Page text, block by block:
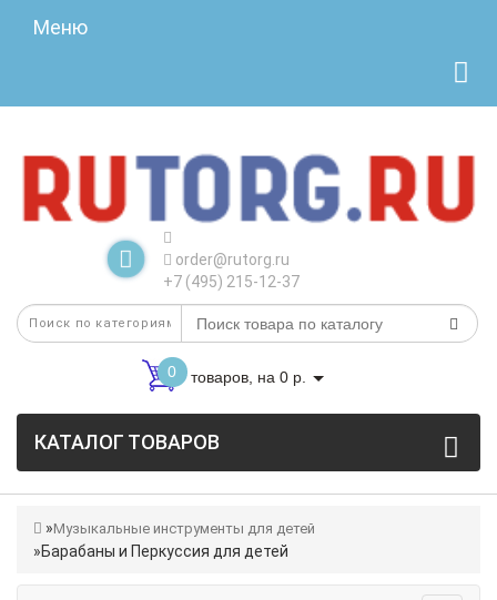
Меню
order@rutorg.ru
+7 (495) 215-12-37
0 товаров, на 0 р.
КАТАЛОГ ТОВАРОВ
Музыкальные инструменты для детей
Барабаны и Перкуссия для детей